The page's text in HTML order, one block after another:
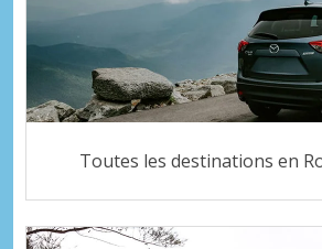
Toutes les destinations en